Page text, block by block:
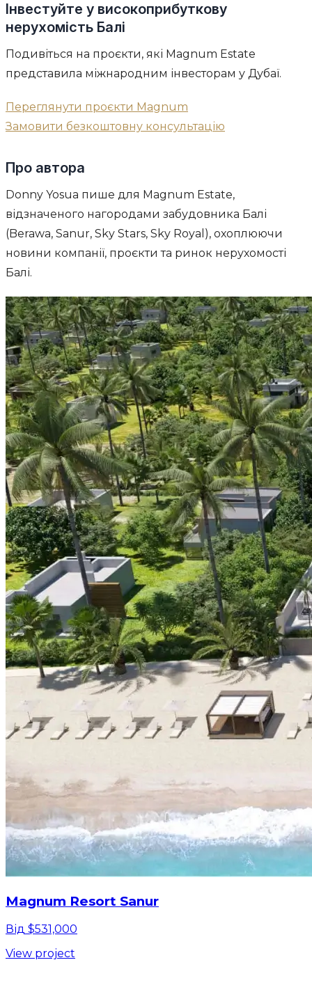
Інвестуйте у високоприбуткову
нерухомість Балі
Подивіться на проєкти, які Magnum Estate
представила міжнародним інвесторам у Дубаї.
Переглянути проєкти Magnum
Замовити безкоштовну консультацію
Про автора
Donny Yosua пише для Magnum Estate,
відзначеного нагородами забудовника Балі
(Berawa, Sanur, Sky Stars, Sky Royal), охоплюючи
новини компанії, проєкти та ринок нерухомості
Балі.
Magnum Resort Sanur
Від $531,000
View project